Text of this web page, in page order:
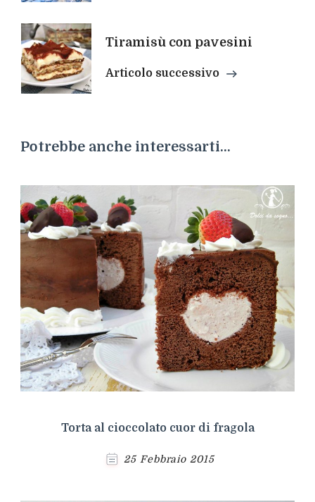
Tiramisù con pavesini
Articolo successivo
Potrebbe anche interessarti...
Torta al cioccolato cuor di fragola
25 Febbraio 2015